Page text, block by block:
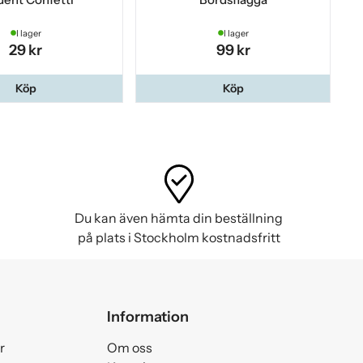
I lager
29 kr
Köp
I lager
99 kr
Köp
Du kan även hämta din beställning
på plats i Stockholm kostnadsfritt
Information
Om oss